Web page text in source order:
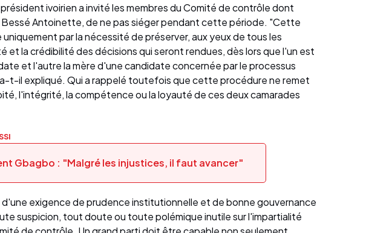
ivoirien a invité les membres du Comité de contrôle dont
Bessé Antoinette, de ne pas siéger pendant cette période. "Cette
par la nécessité de préserver, aux yeux de tous les
et la crédibilité des décisions qui seront rendues, dès lors que l'un est
et l'autre la mère d'une candidate concernée par le processus
t-il expliqué. Qui a rappelé toutefois que cette procédure ne remet
l'intégrité, la compétence ou la loyauté de ces deux camarades
Gbagbo : "Malgré les injustices, il faut avancer"
d'une exigence de prudence institutionnelle et de bonne gouvernance
suspicion, tout doute ou toute polémique inutile sur l'impartialité